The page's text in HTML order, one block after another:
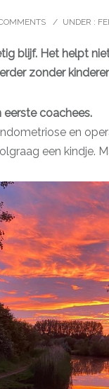
/ UNDER :
blijf. Het helpt
zonder
eerste coachees.
en
een kindje.